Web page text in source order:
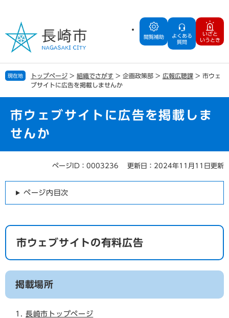
の
で
す
ー
ば
し
閲覧補助
よくある
質問
いざと
いうとき
現在地 トップページ > 組織でさがす > 企画政策部 > 広報広聴課 > 市ウェ
ブサイトに広告を掲載しませんか
市ウェブサイトに広告を掲載しま
せんか
ページID：0003236 更新日：2024年11月11日更新
ページ内目次
市ウェブサイトの有料広告
掲載場所
長崎市トップページ